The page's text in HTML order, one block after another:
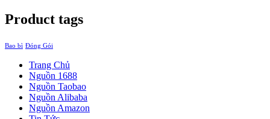
Product tags
Bao bì Đóng Gói
Trang Chủ
Nguồn 1688
Nguồn Taobao
Nguồn Alibaba
Nguồn Amazon